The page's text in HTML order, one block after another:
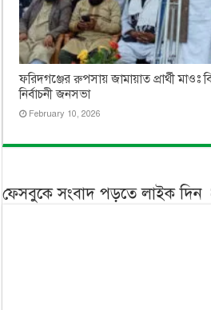
ফরিদগঞ্জের রুপসায় জামায়াত প্রার্থী মাওঃ
নির্বাচনী জনসভা
February 10, 2026
ফেসবুকে সংবাদ পড়তে লাইক দিন